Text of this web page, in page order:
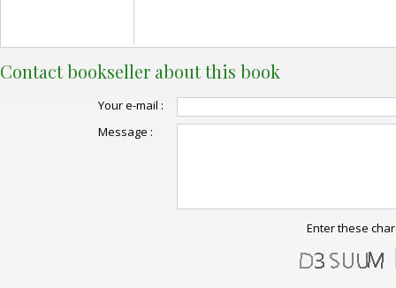
Contact bookseller about this book
Your e-mail :
Message :
Enter these